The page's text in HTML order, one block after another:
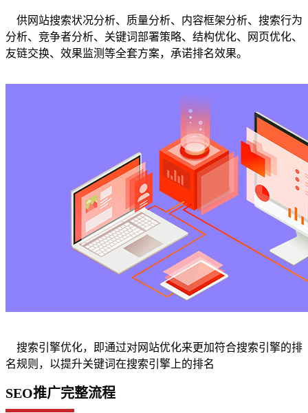
供网站搜索状况分析、质量分析、内容框架分析、搜索行为
分析、竞争者分析、关键词部署策略、结构优化、网页优化、
友链交换、效果监测等全套方案，承诺排名效果。
搜索引擎优化，即通过对网站优化来更加符合搜索引擎的排
名规则，以提升关键词在搜索引擎上的排名
SEO推广完整流程